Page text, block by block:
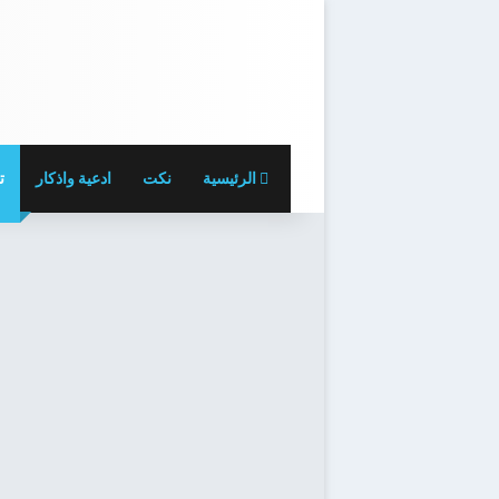
الرئيسية نكت ادعية واذكار